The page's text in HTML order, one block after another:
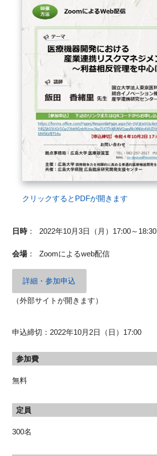
イベントお知らせメール登録
クリックするとPDFが開きます
日時： 2022年10月3日（月）17:00～18:30
会場： Zoomによるweb配信
詳細・参加申込
（外部サイトが開きます）
申込締切：2022年10月2日（日）17:00
参加費
無料
定員
300名